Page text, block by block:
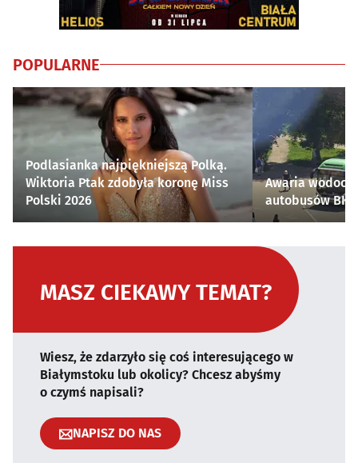
POPULARNE
Podlasianka najpiękniejszą Polką.
Wiktoria Ptak zdobyła koronę Miss
Polski 2026
Awaria
autobusów
MASZ CIEKAWY TEMAT?
Wiesz, że zdarzyło się coś interesującego w
Białymstoku lub okolicy? Chcesz abyśmy
o czymś napisali?
NAPISZ DO NAS